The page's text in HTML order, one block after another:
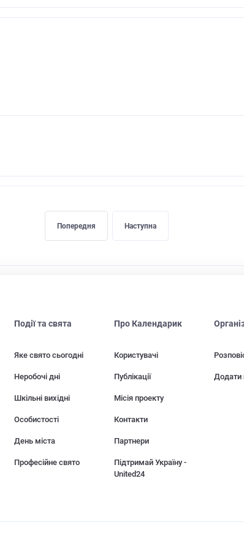
Попередня Наступна
Події та свята
Яке свято сьогодні
Неробочі дні
Шкільні вихідні
Особистості
День міста
Професійне свято
Про Календарик
Користувачі
Публікації
Місія проекту
Контакти
Партнери
Підтримай Україну -
United24
Додати